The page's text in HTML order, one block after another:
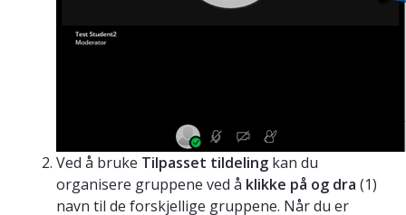
Ved å bruke Tilpasset tildeling kan du
organisere gruppene ved å klikke på og dra (1)
navn til de forskjellige gruppene. Når du er